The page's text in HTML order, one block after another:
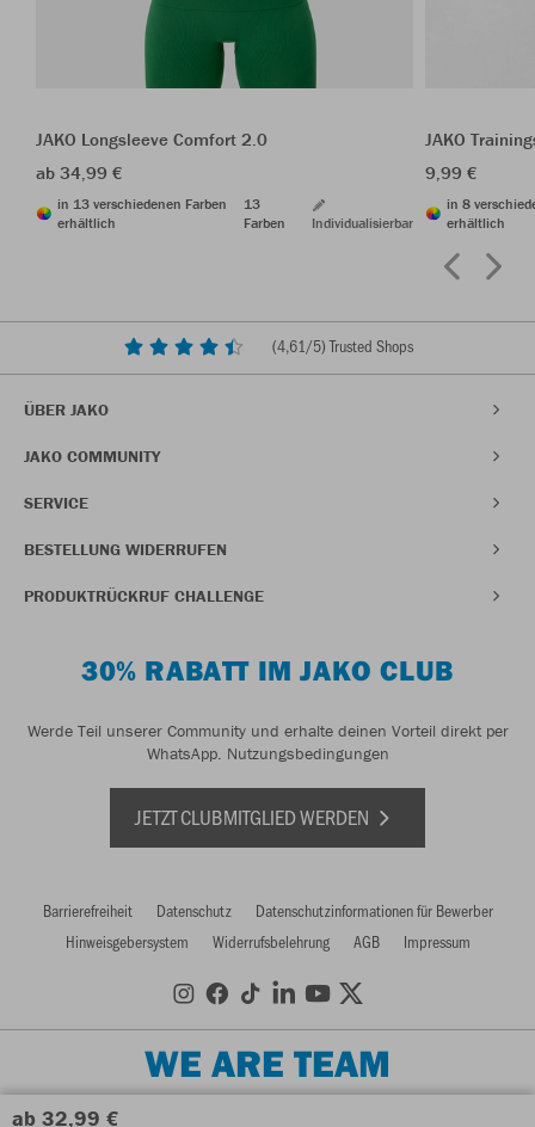
ab 32,99 €
JAKO Longsleeve Comfort 2.0
ab 34,99 €
in 13 verschiedenen Farben
erhältlich
13
Farben
Individualisierbar
JAKO
9,99 €
in 8
erhältlich
(4,61/5) Trusted Shops
ÜBER JAKO
JAKO COMMUNITY
SERVICE
BESTELLUNG WIDERRUFEN
PRODUKTRÜCKRUF CHALLENGE
30% RABATT IM JAKO CLUB
Werde Teil unserer Community und erhalte deinen Vorteil direkt per
WhatsApp. Nutzungsbedingungen
JETZT CLUBMITGLIED WERDEN
Barrierefreiheit Datenschutz
Datenschutzinformationen für Bewerber
Hinweisgebersystem
Widerrufsbelehrung AGB Impressum
WE ARE TEAM